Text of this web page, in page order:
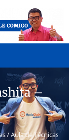
–
/Aula de Técnicas